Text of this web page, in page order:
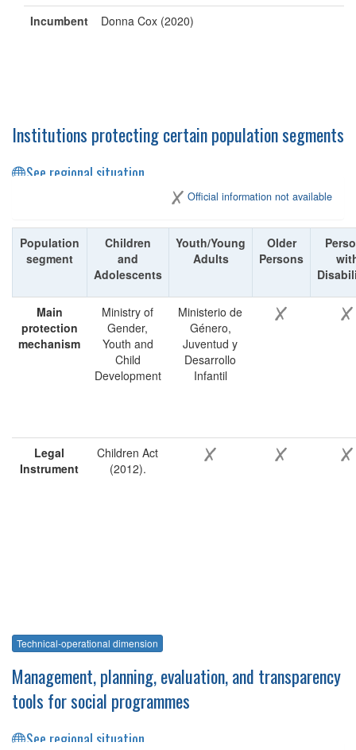
Incumbent
Donna Cox (2020)
Institutions protecting certain population segments
See regional situation
Official information not available
Population
segment
Children
and
Adolescents
Youth/Young
Adults
Older
Persons
Main
protection
mechanism
Ministry of
Gender,
Youth and
Child
Development
Ministerio de
Género,
Juventud y
Desarrollo
Infantil
Legal
Instrument
Children Act
(2012).
Technical-operational dimension
Management, planning, evaluation, and transparency
tools for social programmes
See regional situation